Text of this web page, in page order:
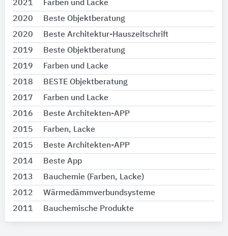
2021
Farben und Lacke
2020
Beste Objektberatung
2020
Beste Architektur-Hauszeitschrift
2019
Beste Objektberatung
2019
Farben und Lacke
2018
BESTE Objektberatung
2017
Farben und Lacke
2016
Beste Architekten-APP
2015
Farben, Lacke
2015
Beste Architekten-APP
2014
Beste App
2013
Bauchemie (Farben, Lacke)
2012
Wärmedämmverbundsysteme
2011
Bauchemische Produkte